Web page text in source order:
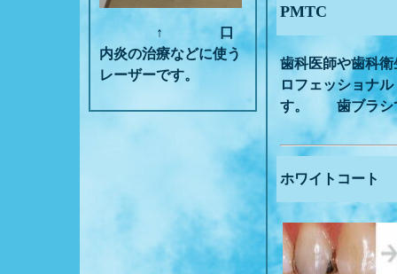
↑
口
内炎の治療などに使う
レーザーです。
PMTC
歯科医師や歯科
ロフェッショナ
す。 歯ブラシ
ホワイトコート